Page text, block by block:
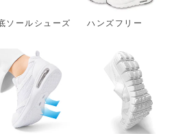
ソールシューズ ハンズフリー